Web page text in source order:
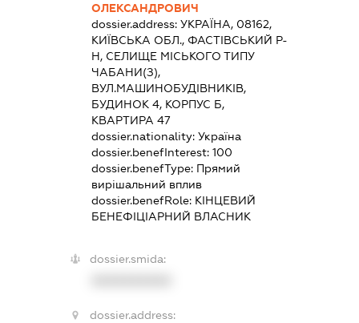
ОЛЕКСАНДРОВИЧ
dossier.address:УКРАЇНА, 08162,
КИЇВСЬКА ОБЛ., ФАСТІВСЬКИЙ Р-
Н, СЕЛИЩЕ МІСЬКОГО ТИПУ
ЧАБАНИ(З),
ВУЛ.МАШИНОБУДІВНИКІВ,
БУДИНОК 4, КОРПУС Б,
КВАРТИРА 47
dossier.nationality:Україна
dossier.benefInterest:100
dossier.benefType: Прямий
вирішальний вплив
dossier.benefRole: КІНЦЕВИЙ
БЕНЕФІЦІАРНИЙ ВЛАСНИК
dossier.smida:
dossier.address: